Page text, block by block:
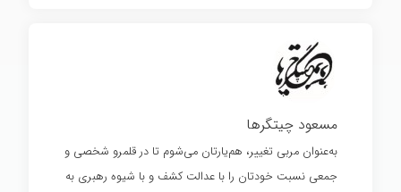
مسعود چیتگرها
به‌عنوان مربی تغییر، هم‌یارتان می‌شوم تا در قلمرو شخصی و
جمعی نسبت خودتان را با عدالت کشف و با شیوه رهبری به